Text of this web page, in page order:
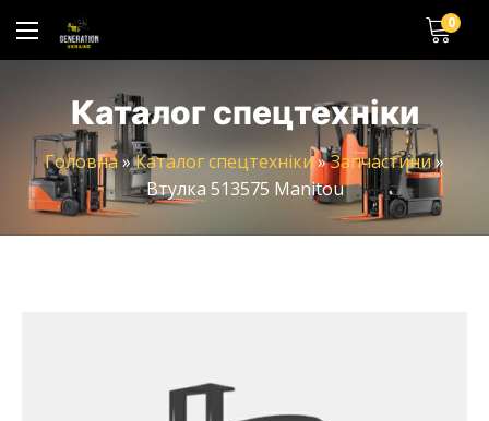
0
Каталог спецтехніки
Головна»Каталог спецтехніки»Запчастини»
Втулка 513575 Manitou